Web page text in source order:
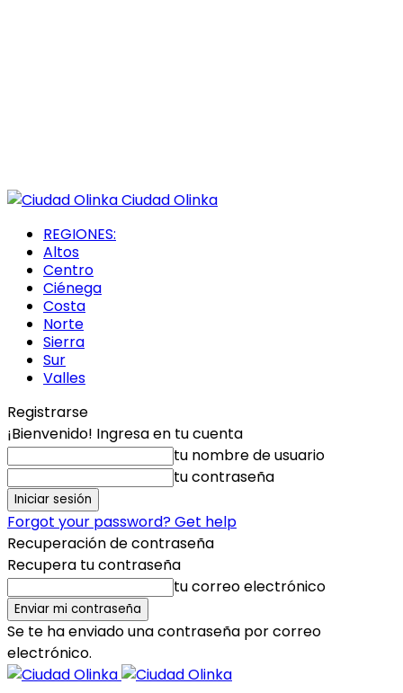
Ciudad Olinka
REGIONES:
Altos
Centro
Ciénega
Costa
Norte
Sierra
Sur
Valles
Registrarse
¡Bienvenido! Ingresa en tu cuenta
tu nombre de usuario
tu contraseña
Forgot your password? Get help
Recuperación de contraseña
Recupera tu contraseña
tu correo electrónico
Se te ha enviado una contraseña por correo
electrónico.